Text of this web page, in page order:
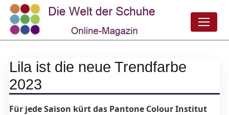
Lila ist die neue Trendfarbe
2023
Für jede Saison kürt das Pantone Colour Institut